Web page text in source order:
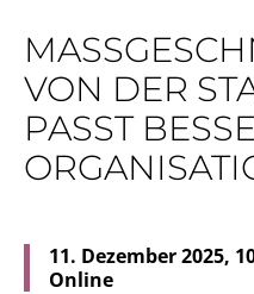
ON DER
ASST
11. Dezember 2025,
Online